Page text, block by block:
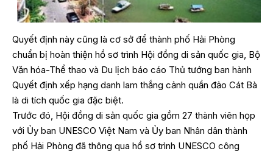
Quyết định này cũng là cơ sở để thành phố Hải Phòng
chuẩn bị hoàn thiện hồ sơ trình Hội đồng di sản quốc gia, Bộ
Văn hóa-Thể thao và Du lịch báo cáo Thủ tướng ban hành
Quyết định xếp hạng danh lam thắng cảnh quần đảo Cát Bà
là di tích quốc gia đặc biệt.
Trước đó, Hội đồng di sản quốc gia gồm 27 thành viên họp
với Ủy ban UNESCO Việt Nam và Ủy ban Nhân dân thành
phố Hải Phòng đã thông qua hồ sơ trình UNESCO công